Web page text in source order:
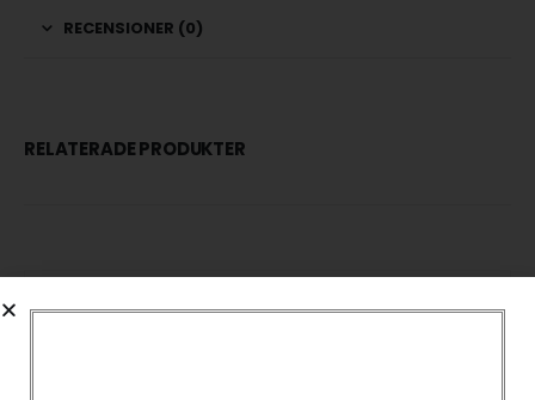
RECENSIONER (0)
RELATERADE PRODUKTER